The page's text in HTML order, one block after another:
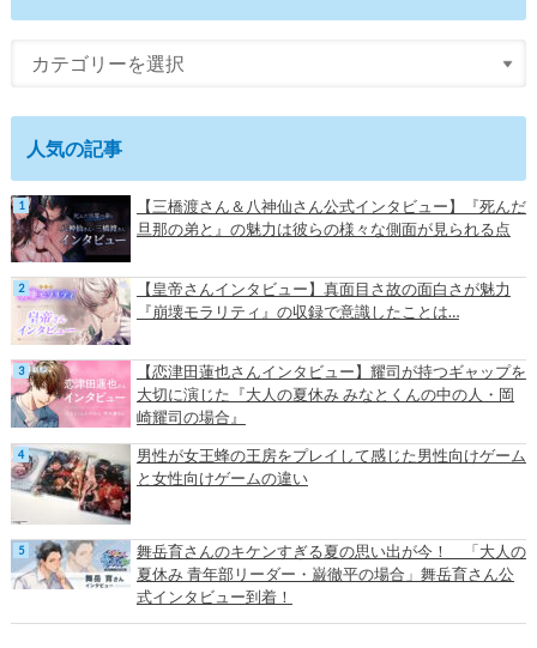
人気の記事
【三橋渡さん＆八神仙さん公式インタビュー】『死んだ
旦那の弟と』の魅力は彼らの様々な側面が見られる点
【皇帝さんインタビュー】真面目さ故の面白さが魅力
『崩壊モラリティ』の収録で意識したことは…
【恋津田蓮也さんインタビュー】耀司が持つギャップを
大切に演じた『大人の夏休み みなとくんの中の人・岡
崎耀司の場合』
男性が女王蜂の王房をプレイして感じた男性向けゲーム
と女性向けゲームの違い
舞岳育さんのキケンすぎる夏の思い出が今！ 「大人の
夏休み 青年部リーダー・巌徹平の場合」舞岳育さん公
式インタビュー到着！